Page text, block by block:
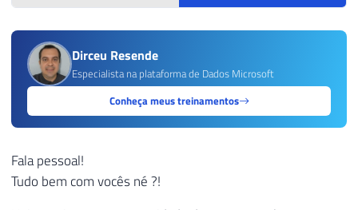
Dirceu Resende
Especialista na plataforma de Dados Microsoft
Conheça meus treinamentos
Fala pessoal!
Tudo bem com vocês né ?!